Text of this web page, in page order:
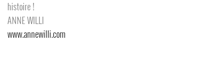
histoire !
ANNE WILLI
www.annewilli.com